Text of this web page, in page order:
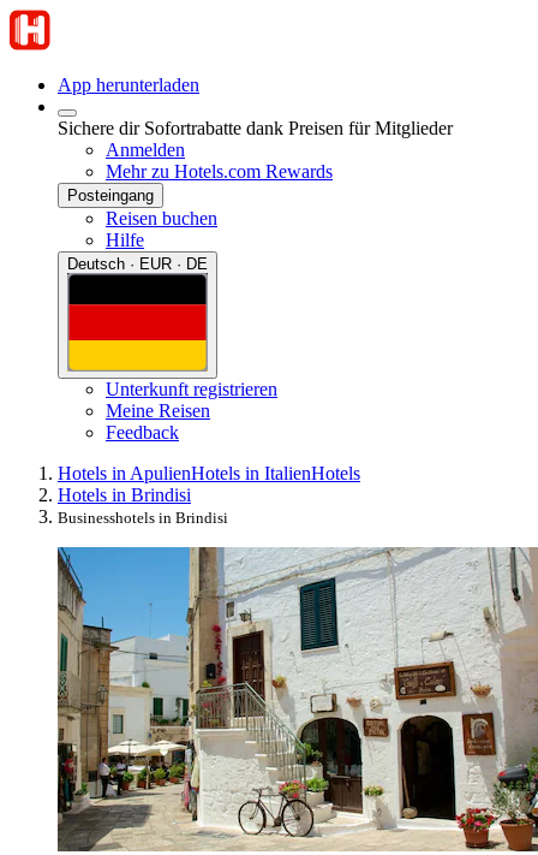
App herunterladen
Sichere dir Sofortrabatte dank Preisen für Mitglieder
Anmelden
Mehr zu Hotels.com Rewards
Posteingang
Reisen buchen
Hilfe
Deutsch · EUR · DE
Unterkunft registrieren
Meine Reisen
Feedback
Hotels in ApulienHotels in ItalienHotels
Hotels in Brindisi
Businesshotels in Brindisi